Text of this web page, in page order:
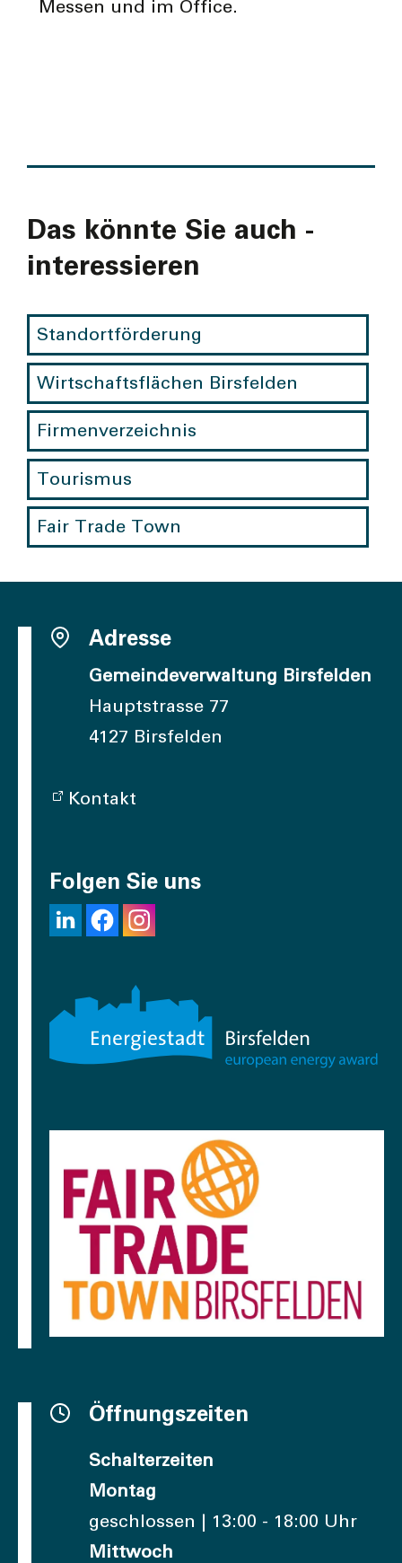
Messen und im Office.
Das könnte Sie auch ­
interes­sieren
Standortförderung
Wirtschaftsflächen Birsfelden
Firmenverzeichnis
Tourismus
Fair Trade Town
Adresse
Gemeindeverwaltung Birsfelden
Hauptstrasse 77
4127 Birsfelden
Kontakt
Folgen Sie uns
Öffnungszeiten
Schalterzeiten
Montag
geschlossen | 13:00 - 18:00 Uhr
Mittwoch